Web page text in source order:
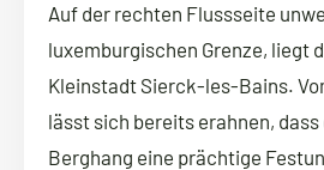
Auf der rechten Flussseite
luxemburgischen Grenze, liegt
Kleinstadt Sierck-les-Bains.
lässt sich bereits erahnen, dass
Berghang eine prächtige